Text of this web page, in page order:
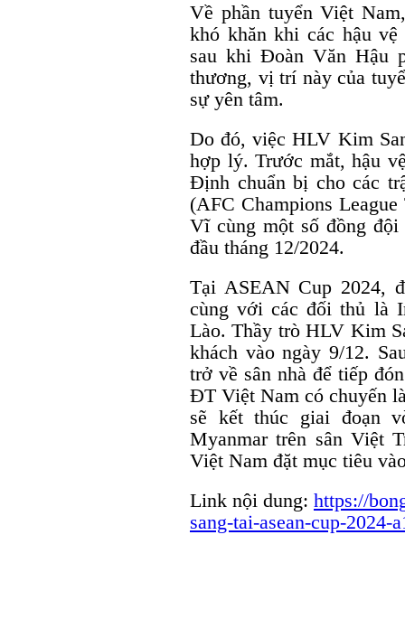
Về phần tuyển Việt
khó khăn khi các hậu
sau khi Đoàn Văn Hậu
thương, vị trí này của
sự yên tâm.
Do đó, việc HLV Kim
hợp lý. Trước mắt, hậu
Định chuẩn bị cho các
(AFC Champions
Vĩ cùng một số đồng
đầu tháng 12/2024.
Tại ASEAN Cup 2024,
cùng với các đối thủ là
Lào. Thầy trò HLV Kim
khách vào ngày 9/12.
trở về sân nhà để tiếp
ĐT Việt Nam có chuyến
sẽ kết thúc giai đoạn
Myanmar trên sân Việt
Việt Nam đặt mục tiêu
Link nội dung: https://
sang-tai-asean-cup-2024-